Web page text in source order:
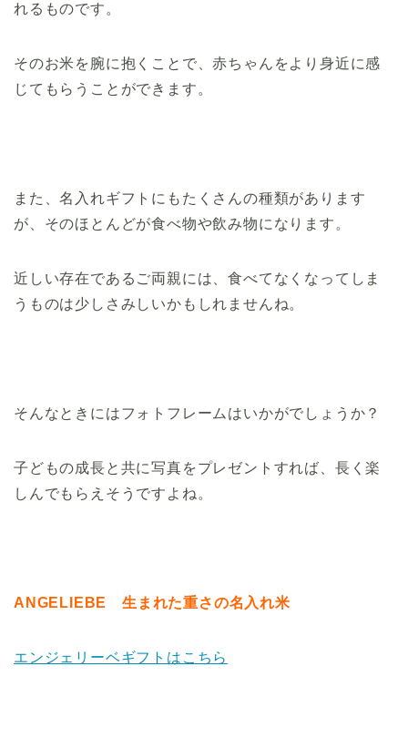
れるものです。
そのお米を腕に抱くことで、赤ちゃんをより身近に感
じてもらうことができます。
また、名入れギフトにもたくさんの種類があります
が、そのほとんどが食べ物や飲み物になります。
近しい存在であるご両親には、食べてなくなってしま
うものは少しさみしいかもしれませんね。
そんなときにはフォトフレームはいかがでしょうか？
子どもの成長と共に写真をプレゼントすれば、長く楽
しんでもらえそうですよね。
ANGELIEBE 生まれた重さの名入れ米
エンジェリーベギフトはこちら